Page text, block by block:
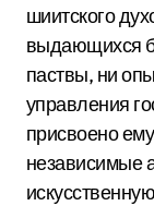
шиитского
выдающихся
паствы, ни
управления
присвоено
независимые